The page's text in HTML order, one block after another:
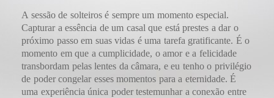
A sessão de solteiros é sempre um momento especial.
Capturar a essência de um casal que está prestes a dar o
próximo passo em suas vidas é uma tarefa gratificante. É o
momento em que a cumplicidade, o amor e a felicidade
transbordam pelas lentes da câmara, e eu tenho o privilégio
de poder congelar esses momentos para a eternidade. É
uma experiência única poder testemunhar a conexão entre